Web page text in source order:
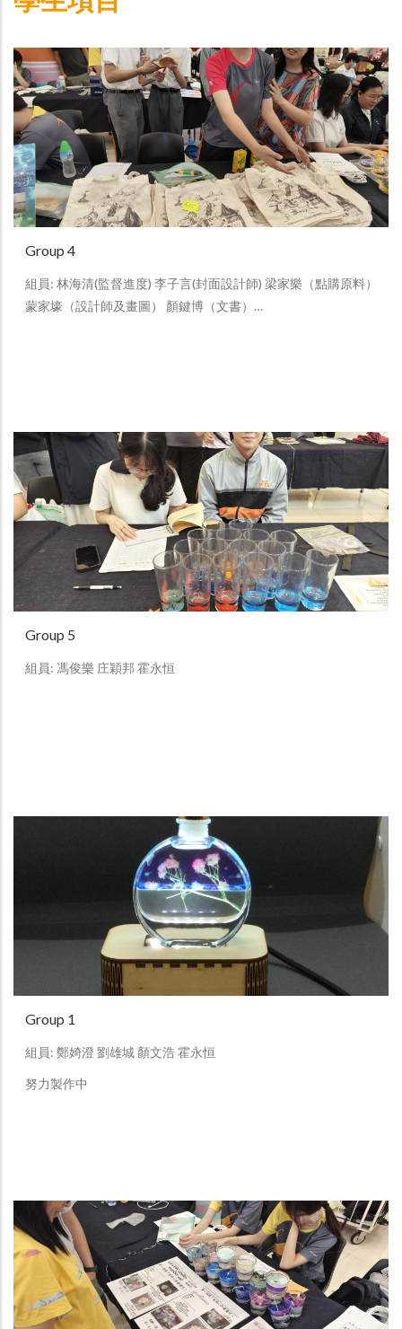
Group 4
組員: 林海清(監督進度) 李子言(封面設計師) 梁家樂（點購原料）
蒙家壕（設計師及畫圖） 顏鍵博（文書）…
Group 5
組員: 馮俊樂 庄穎邦 霍永恒
Group 1
組員: 鄭婍澄 劉雄城 顏文浩 霍永恒
努力製作中